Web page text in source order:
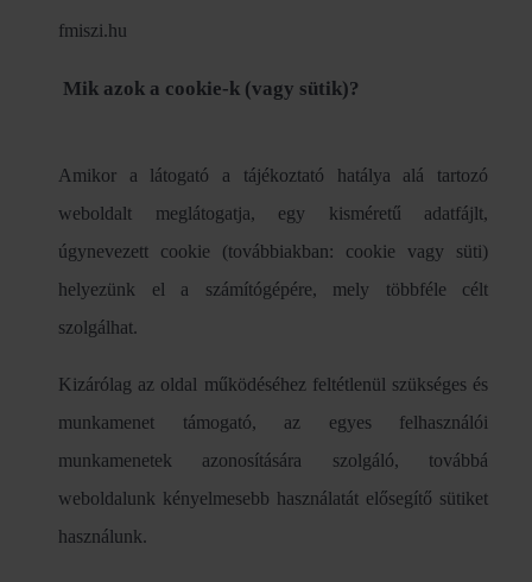
fmiszi.hu
Mik azok a cookie-k (vagy sütik)?
Amikor a látogató a tájékoztató hatálya alá tartozó
weboldalt meglátogatja, egy kisméretű adatfájlt,
úgynevezett cookie (továbbiakban: cookie vagy süti)
helyezünk el a számítógépére, mely többféle célt
szolgálhat.
Kizárólag az oldal működéséhez feltétlenül szükséges és
munkamenet támogató, az egyes felhasználói
munkamenetek azonosítására szolgáló, továbbá
weboldalunk kényelmesebb használatát elősegítő sütiket
használunk.